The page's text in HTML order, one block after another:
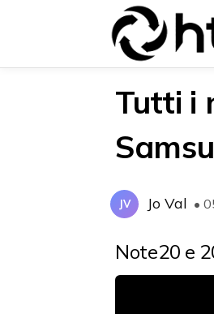
Tutti i
JV Jo Val •
Note20 e